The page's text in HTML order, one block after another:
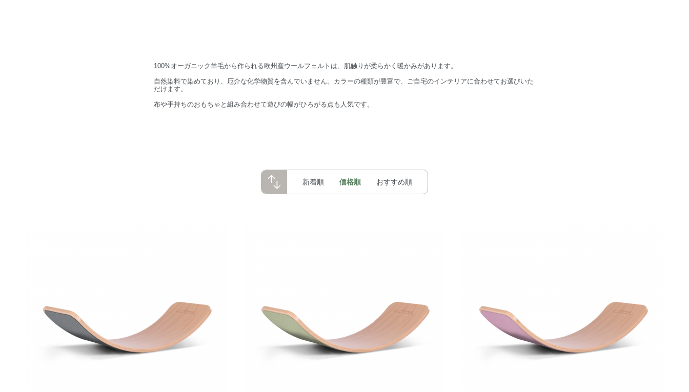
100%オーガニック羊毛から作られる欧州産ウールフェルトは、肌触りが柔らかく暖かみがあります。
自然染料で染めており、厄介な化学物質を含んでいません。カラーの種類が豊富で、ご自宅のインテリアに合わせてお選びいた
だけます。
布や手持ちのおもちゃと組み合わせて遊びの幅がひろがる点も人気です。
新着順 価格順 おすすめ順